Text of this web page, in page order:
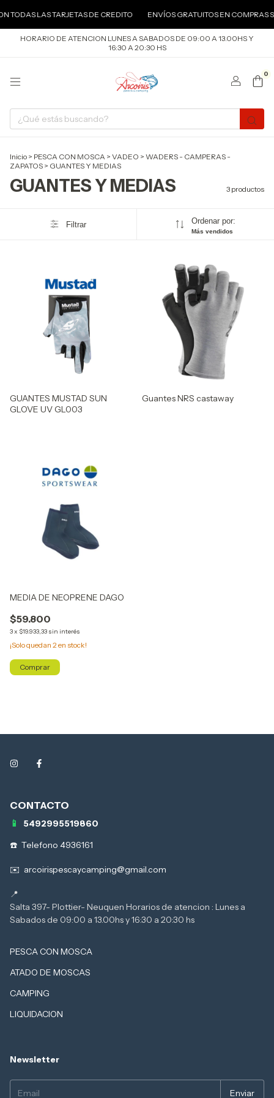
TODAS LAS TARJETAS DE CREDITO ENVÍOS GRATUITOS EN COMPRAS
HORARIO DE ATENCION LUNES A SABADOS DE 09:00 A 13.00HS Y
16:30 A 20:30 HS
0
Inicio > PESCA CON MOSCA > VADEO > WADERS - CAMPERAS -
ZAPATOS > GUANTES Y MEDIAS
GUANTES Y MEDIAS 3 productos
Filtrar Ordenar por:
Más vendidos
GUANTES MUSTAD SUN
GLOVE UV GL003
Guantes NRS castaway
MEDIA DE NEOPRENE DAGO
$59.800
3x $19.933,33 sin interés
¡Solo quedan 2 en stock!
Comprar
5492995519860
Telefono 4936161
arcoirispescaycamping@gmail.com
Salta 397- Plottier- Neuquen Horarios de atencion : Lunes a
PESCA CON MOSCA
ATADO DE MOSCAS
CAMPING
LIQUIDACION
Newsletter